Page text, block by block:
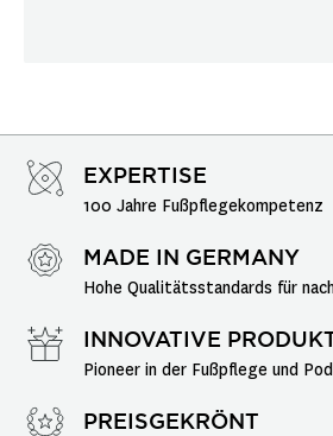
EXPERTISE
100 Jahre Fußpflegekompetenz
MADE IN GERMANY
Hohe Qualitätsstandards für
INNOVATIVE
Pioneer in der Fußpflege und
PREISGEKRÖNT